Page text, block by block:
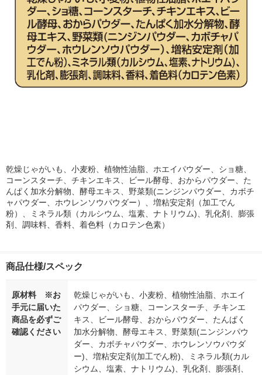
乾燥じゃがいも、小麦粉、植物性油脂、ホエイパウダー、ショ糖、
コーンスターチ、チキンエキス、ビール酵母、おからパウダー、た
んぱく加水分解物、酵母エキス、野菜類(ニンジンパウダー、カボチ
ャパウダー、ホウレンソウパウダー）、増粘安定剤（加工でん
粉）、ミネラル類（カルシウム、塩素、ナトリウム)、乳化剤、膨張
剤、調味料、香料、着色料（カロテン色素）
商品仕様/スペック
原材料 ※お
手元に届いた
商品を必ずご
確認ください
乾燥じゃがいも、小麦粉、植物性油脂、ホエイ
パウダー、ショ糖、コーンスターチ、チキンエ
キス、ビール酵母、おからパウダー、たんぱく
加水分解物、酵母エキス、野菜類(ニンジンパウ
ダー、カボチャパウダー、ホウレンソウパウダ
ー)、増粘安定剤(加工でん粉)、ミネラル類(カル
シウム、塩素、ナトリウム)、乳化剤、膨張剤、